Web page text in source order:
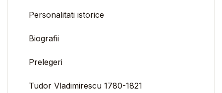
Personalitati istorice
Biografii
Prelegeri
Tudor Vladimirescu 1780-1821